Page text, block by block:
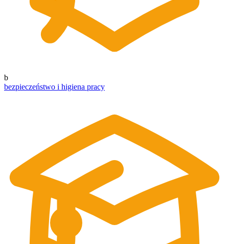
b
bezpieczeństwo i higiena pracy